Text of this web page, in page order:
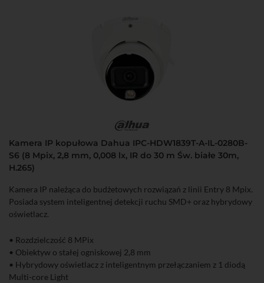
Kamera IP kopułowa Dahua IPC-HDW1839T-A-IL-0280B-
S6 (8 Mpix, 2,8 mm, 0,008 lx, IR do 30 m Św. białe 30m,
H.265)
Kamera IP należąca do budżetowych rozwiązań z linii Entry 8 Mpix.
Posiada system inteligentnej detekcji ruchu SMD+ oraz hybrydowy
oświetlacz.
• Rozdzielczość 8 MPix
• Obiektyw o stałej ogniskowej 2,8 mm
• Hybrydowy oświetlacz z inteligentnym przełączaniem z 1 diodą
Multi-core Light